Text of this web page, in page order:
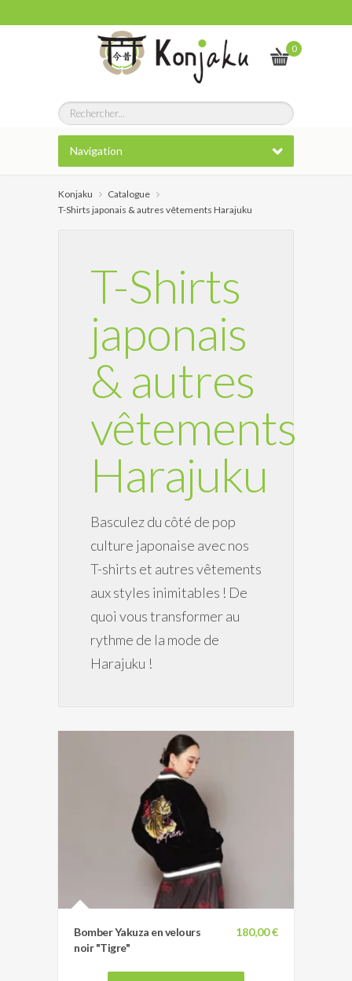
0
Navigation
Konjaku
Catalogue
T-Shirts japonais & autres vêtements Harajuku
T-Shirts
japonais
& autres
vêtements
Harajuku
Basculez du côté de pop
culture japonaise avec nos
T-shirts et autres vêtements
aux styles inimitables ! De
quoi vous transformer au
rythme de la mode de
Harajuku !
180,00 €
Bomber Yakuza en velours
noir "Tigre"